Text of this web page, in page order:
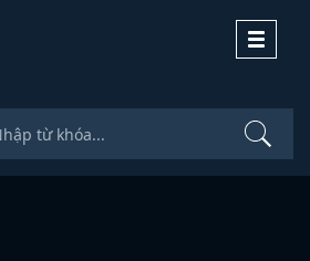
Toggle